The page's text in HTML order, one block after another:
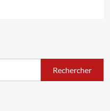
Rechercher